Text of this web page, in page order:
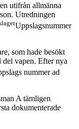
utifrån allmänna
Utredningen
Uppslagsnummer
som hade besökt
del vapen. Efter nya
nummer ad
A tämligen
dokumenterade